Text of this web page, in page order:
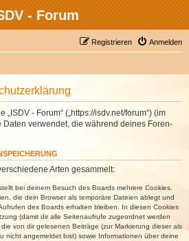
- Forum
Anmelden
Registrieren
- Forum“ („https://isdv.net/forum“) (im
Daten verwendet, die während deines Foren-
Arten gesammelt:
bei deinem Besuch des Boards mehrere Cookies.
die dein Browser als temporäre Dateien ablegt und
des Boards erhalten bleiben. In diesen Cookies
(damit dir alle Seitenaufrufe zugeordnet werden
von dir gelesenen Beiträge (zur Markierung dieser als
nicht angemeldet bist) sowie Informationen über deine